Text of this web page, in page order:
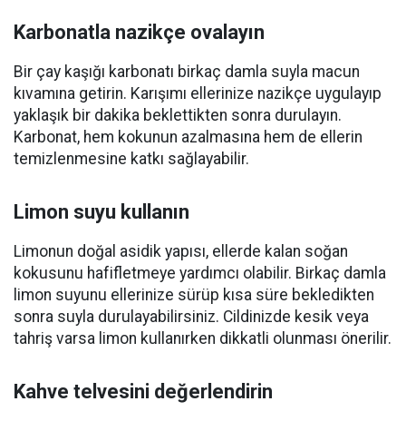
Karbonatla nazikçe ovalayın
Bir çay kaşığı karbonatı birkaç damla suyla macun
kıvamına getirin. Karışımı ellerinize nazikçe uygulayıp
yaklaşık bir dakika beklettikten sonra durulayın.
Karbonat, hem kokunun azalmasına hem de ellerin
temizlenmesine katkı sağlayabilir.
Limon suyu kullanın
Limonun doğal asidik yapısı, ellerde kalan soğan
kokusunu hafifletmeye yardımcı olabilir. Birkaç damla
limon suyunu ellerinize sürüp kısa süre bekledikten
sonra suyla durulayabilirsiniz. Cildinizde kesik veya
tahriş varsa limon kullanırken dikkatli olunması önerilir.
Kahve telvesini değerlendirin